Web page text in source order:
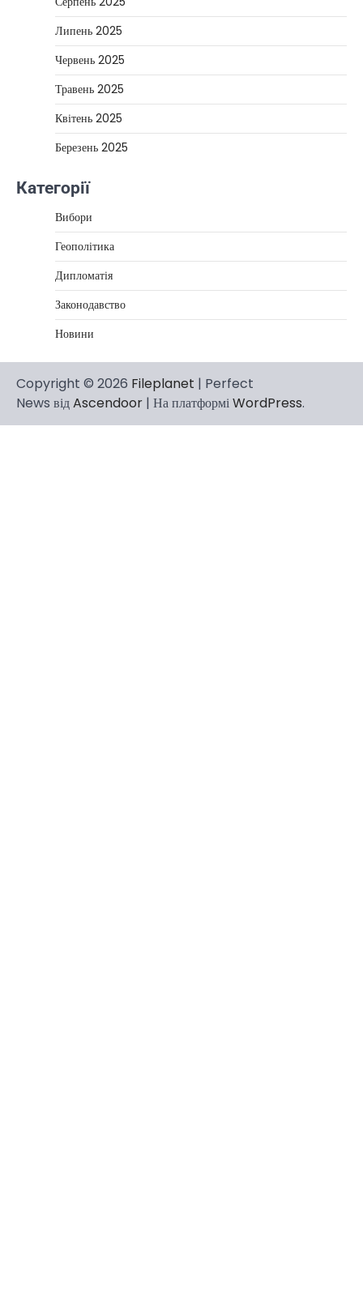
Липень 2025
Червень 2025
Травень 2025
Квітень 2025
Березень 2025
Категорії
Вибори
Геополітика
Дипломатія
Законодавство
Новини
Copyright © 2026 Fileplanet | Perfect
News відAscendoor | На платформіWordPress.